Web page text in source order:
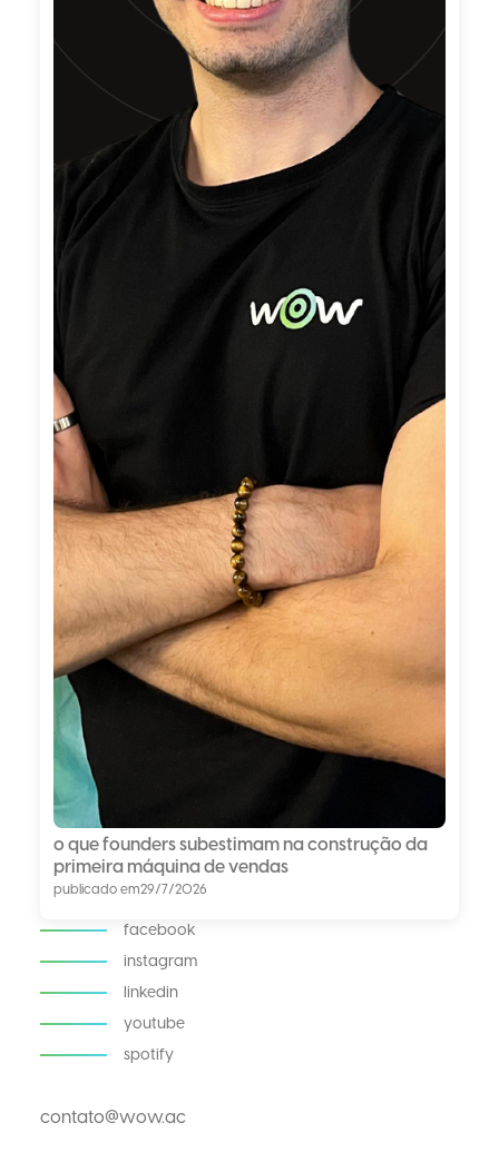
o que founders subestimam na construção da
primeira máquina de vendas
publicado em29/7/2026
facebook
instagram
linkedin
youtube
spotify
contato@wow.ac